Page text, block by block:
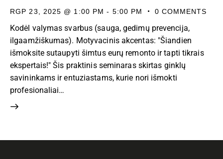
RGP 23, 2025 @ 1:00 PM - 5:00 PM 0 COMMENTS
Kodėl valymas svarbus (sauga, gedimų prevencija,
ilgaamžiškumas). Motyvacinis akcentas: "Šiandien
išmoksite sutaupyti šimtus eurų remonto ir tapti tikrais
ekspertais!" Šis praktinis seminaras skirtas ginklų
savininkams ir entuziastams, kurie nori išmokti
profesionaliai…